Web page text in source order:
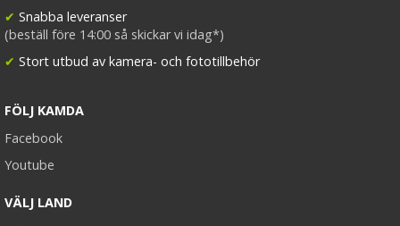
✔ Snabba leveranser
(beställ före 14:00 så skickar vi idag*)
✔ Stort utbud av kamera- och fototillbehör
FÖLJ KAMDA
Facebook
Youtube
VÄLJ LAND